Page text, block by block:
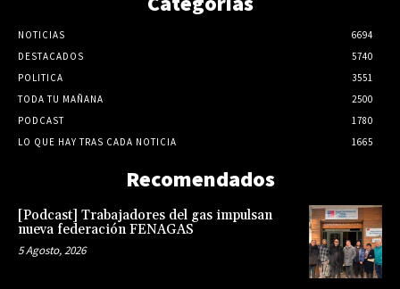
NOTICIAS
6694
DESTACADOS
5740
POLITICA
3551
TODA TU MAÑANA
2500
PODCAST
1780
LO QUE HAY TRAS CADA NOTICIA
1665
Recomendados
[Podcast] Trabajadores del gas impulsan
nueva federación FENAGAS
5 Agosto, 2026